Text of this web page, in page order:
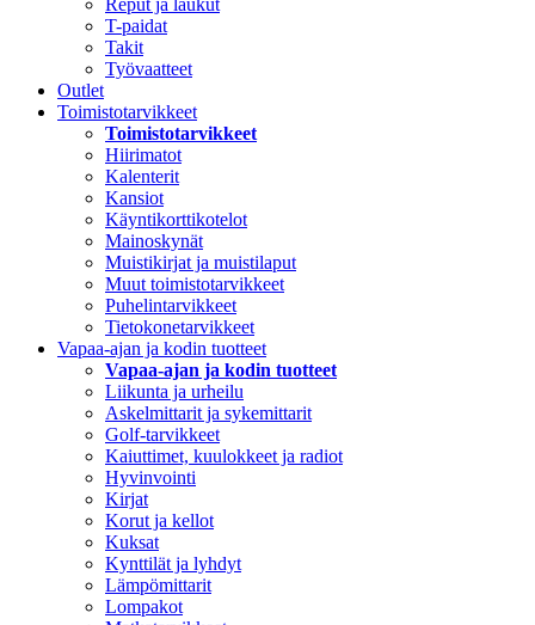
Reput ja laukut
T-paidat
Takit
Työvaatteet
Outlet
Toimistotarvikkeet
Toimistotarvikkeet
Hiirimatot
Kalenterit
Kansiot
Käyntikorttikotelot
Mainoskynät
Muistikirjat ja muistilaput
Muut toimistotarvikkeet
Puhelintarvikkeet
Tietokonetarvikkeet
Vapaa-ajan ja kodin tuotteet
Vapaa-ajan ja kodin tuotteet
Liikunta ja urheilu
Askelmittarit ja sykemittarit
Golf-tarvikkeet
Kaiuttimet, kuulokkeet ja radiot
Hyvinvointi
Kirjat
Korut ja kellot
Kuksat
Kynttilät ja lyhdyt
Lämpömittarit
Lompakot